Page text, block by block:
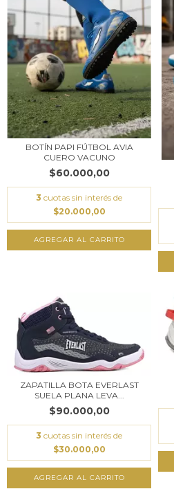
BOTÍN PAPI FÚTBOL AVIA
CUERO VACUNO
$60.000,00
3 cuotas sin interés de
$20.000,00
AGREGAR AL CARRITO
ZAPATILLA BOTA EVERLAST
SUELA PLANA LEVA...
$90.000,00
3 cuotas sin interés de
$30.000,00
AGREGAR AL CARRITO